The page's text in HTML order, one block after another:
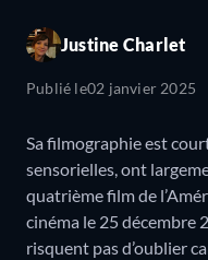
Justine Charlet
Publié le02 janvier 2025
Sa filmographie est
sensorielles, ont
quatrième film de
cinéma le 25 décembre
risquent pas d’oublier